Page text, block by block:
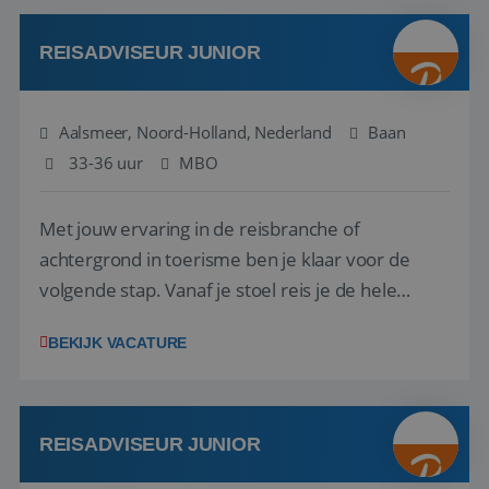
werken: of het nu gaat om vragen ...
REISADVISEUR JUNIOR
Aalsmeer, Noord-Holland, Nederland
Baan
33-36 uur
MBO
Met jouw ervaring in de reisbranche of
achtergrond in toerisme ben je klaar voor de
volgende stap. Vanaf je stoel reis je de hele
wensen van je team, je klant en wat er in de
klanten te overtuigen om die droomreis te
boeken! ...
BEKIJK VACATURE
REISADVISEUR JUNIOR